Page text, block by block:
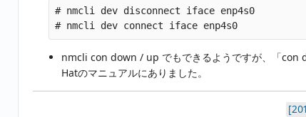
# nmcli dev disconnect iface enp4s0
nmcli con down / up でもできるようですが、「con
Hatのマニュアルにありました。